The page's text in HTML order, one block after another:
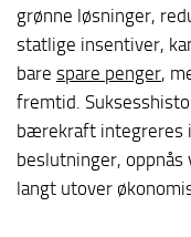
grønne løsninger,
statlige insentiver,
bare spare penger,
fremtid.
bærekraft integreres
beslutninger,
langt utover